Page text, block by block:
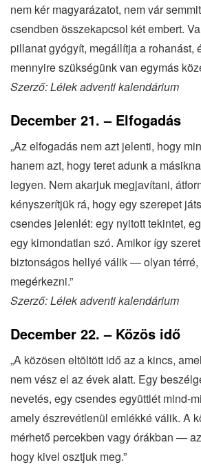
nem kér magyarázatot, nem vár
csendben összekapcsol két embert.
pillanat gyógyít, megállítja a rohanást,
mennyire szükségünk van egymás
Szerző: Lélek adventi kalendárium
December 21. – Elfogadás
„Az elfogadás nem azt jelenti, hogy
hanem azt, hogy teret adunk a
legyen. Nem akarjuk megjavítani,
kényszerítjük rá, hogy egy szerepet
csendes jelenlét: egy nyitott tekintet,
egy kimondatlan szó. Amikor így
biztonságos hellyé válik — olyan térré,
megérkezni.”
Szerző: Lélek adventi kalendárium
December 22. – Közös idő
„A közösen eltöltött idő az a kincs,
nem vész el az évek alatt. Egy
nevetés, egy csendes együttlét mind-
amely észrevétlenül emlékké válik. A
mérhető percekben vagy órákban —
hogy kivel osztjuk meg.”